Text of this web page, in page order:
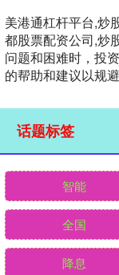
美港通杠杆平台,炒
都股票配资公司,炒
问题和困难时，投
的帮助和建议以规
话题标签
智能
全国
降息